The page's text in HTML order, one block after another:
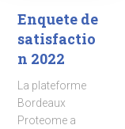
Enquete de
satisfactio
n 2022
La plateforme
Bordeaux
Proteome a